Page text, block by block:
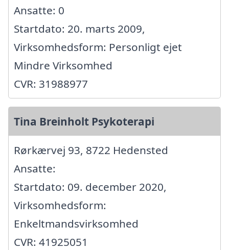
Ansatte: 0
Startdato: 20. marts 2009,
Virksomhedsform: Personligt ejet
Mindre Virksomhed
CVR: 31988977
Tina Breinholt Psykoterapi
Rørkærvej 93, 8722 Hedensted
Ansatte:
Startdato: 09. december 2020,
Virksomhedsform:
Enkeltmandsvirksomhed
CVR: 41925051